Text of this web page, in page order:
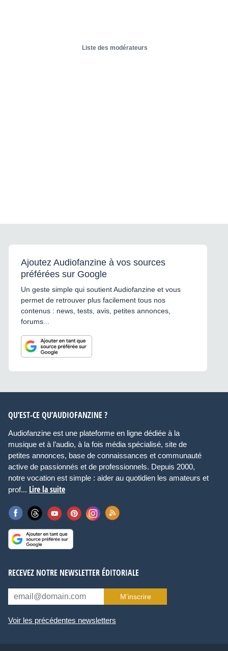
Liste des modérateurs
Ajoutez Audiofanzine à vos sources
préférées sur Google
Un geste simple qui soutient Audiofanzine et vous
permet de retrouver plus facilement tous nos
contenus : news, tests, avis, petites annonces,
forums...
QU’EST-CE QU’AUDIOFANZINE ?
Audiofanzine est une plateforme en ligne dédiée à la
musique et à l’audio, à la fois média spécialisé, site de
petites annonces, base de connaissances et communauté
active de passionnés et de professionnels. Depuis 2000,
notre vocation est simple : aider au quotidien les amateurs et
prof... Lire la suite
RECEVEZ NOTRE NEWSLETTER ÉDITORIALE
M’inscrire
Voir les précédentes newsletters